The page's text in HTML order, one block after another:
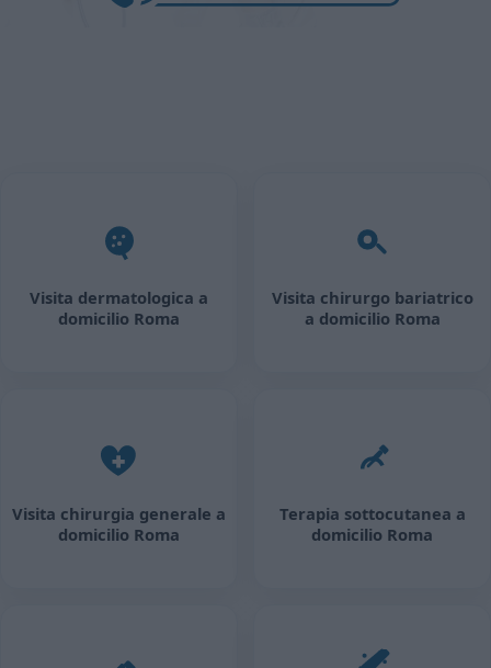
Visita dermatologica a
domicilio Roma
Visita chirurgo bariatrico
a domicilio Roma
Visita chirurgia generale a
domicilio Roma
Terapia sottocutanea a
domicilio Roma